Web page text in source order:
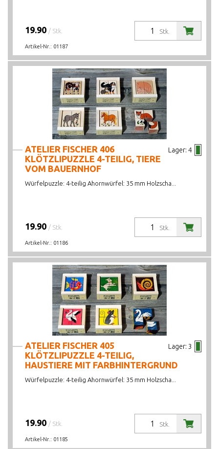
Stk.
19.90 / Stk.
Artikel-Nr.: 01187
Lager: 4
ATELIER FISCHER 406
KLÖTZLIPUZZLE 4-TEILIG, TIERE
VOM BAUERNHOF
Würfelpuzzle: 4-teilig Ahornwürfel: 35 mm Holzscha...
Stk.
19.90 / Stk.
Artikel-Nr.: 01186
Lager: 3
ATELIER FISCHER 405
KLÖTZLIPUZZLE 4-TEILIG,
HAUSTIERE MIT FARBHINTERGRUND
Würfelpuzzle: 4-teilig Ahornwürfel: 35 mm Holzscha...
Stk.
19.90 / Stk.
Artikel-Nr.: 01185